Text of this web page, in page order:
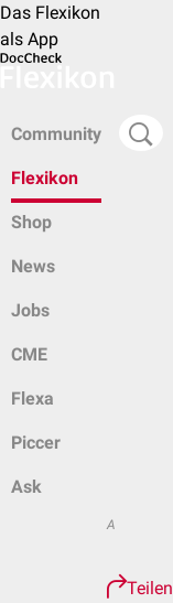
Das Flexikon
als App
Community
Flexikon
Shop
News
Jobs
CME
Flexa
Piccer
Ask
A
Teilen